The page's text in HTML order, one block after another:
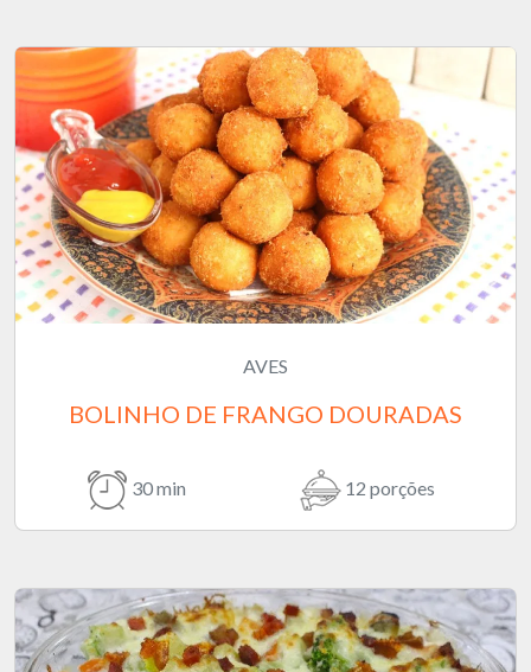
AVES
BOLINHO DE FRANGO DOURADAS
30 min 12 porções